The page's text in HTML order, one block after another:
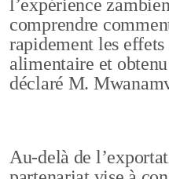
l’expérience
comprendre
rapidement les
alimentaire et
déclaré M.
Au-delà de